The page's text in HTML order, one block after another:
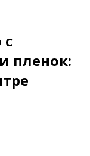
с
пленок: